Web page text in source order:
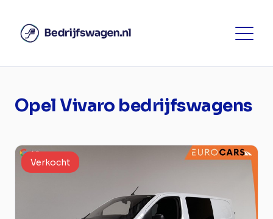
Opel Vivaro bedrijfswagens
Verkocht